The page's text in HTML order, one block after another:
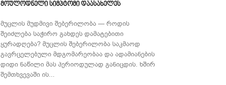
მოულოდნელი სიმპტომი დაასახელეს
მუცლის მუდმივი შებერილობა — როდის
შეიძლება საჭირო გახდეს დამატებითი
ყურადღება? მუცლის შებერილობა საკმაოდ
გავრცელებული მდგომარეობაა და ადამიანების
დიდი ნაწილი მას პერიოდულად განიცდის. ხშირ
შემთხვევაში ის...